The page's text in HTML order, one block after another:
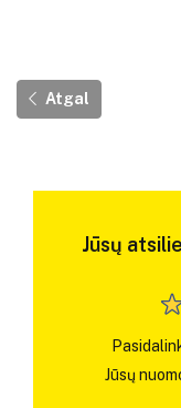
Atgal
Jūsų
Jūsų